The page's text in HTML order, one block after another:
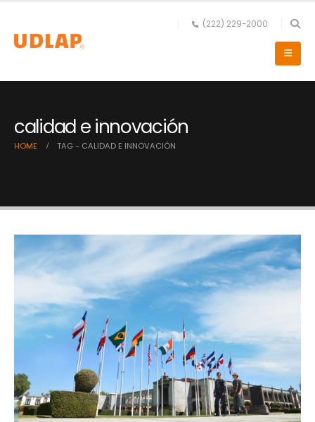
(222) 229-2000
calidad e innovación
HOME TAG - CALIDAD E INNOVACIÓN